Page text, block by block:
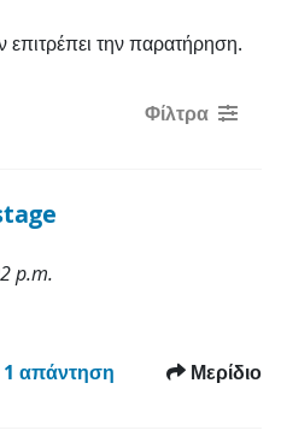
την παρατήρηση.
Φίλτρα
p.m.
1 απάντηση Μερίδιο